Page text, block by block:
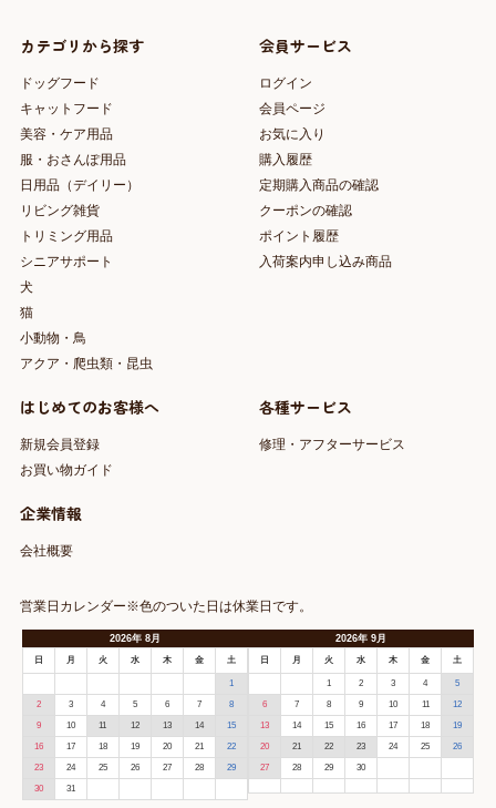
カテゴリから探す
ドッグフード
キャットフード
美容・ケア用品
服・おさんぽ用品
日用品（デイリー）
リビング雑貨
トリミング用品
シニアサポート
犬
猫
小動物・鳥
アクア・爬虫類・昆虫
会員サービス
ログイン
会員ページ
お気に入り
購入履歴
定期購入商品の確認
クーポンの確認
ポイント履歴
入荷案内申し込み商品
はじめてのお客様へ
新規会員登録
お買い物ガイド
各種サービス
修理・アフターサービス
企業情報
会社概要
営業日カレンダー※色のついた日は休業日です。
2026年 8月
日 月 火 水 木 金 土
1
2 3 4 5 6 7 8
9 10 11 12 13 14 15
16 17 18 19 20 21 22
23 24 25 26 27 28 29
30 31
2026年9月
日 月 火 水 木 金 土
1 2 3 4 5
6 7 8 9 10 11 12
13 14 15 16 17 18 19
20 21 22 23 24 25 26
27 28 29 30